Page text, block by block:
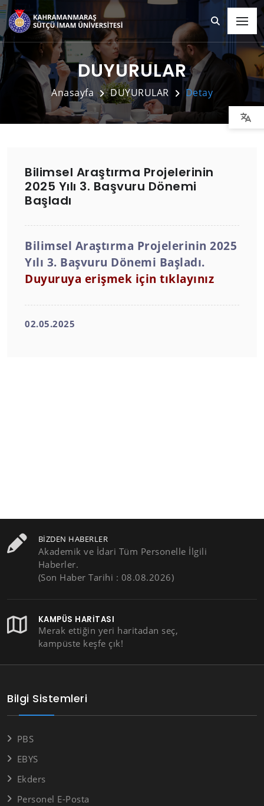
DUYURULAR
Anasayfa DUYURULAR Detay
Bilimsel Araştırma Projelerinin
2025 Yılı 3. Başvuru Dönemi
Başladı
Bilimsel Araştırma Projelerinin 2025
Yılı 3. Başvuru Dönemi Başladı.
Duyuruya erişmek için tıklayınız
02.05.2025
BIZDEN HABERLER
Akademik ve İdari Tüm Personelle İlgili
Haberler.
(Son Haber Tarihi : 08.08.2026)
KAMPÜS HARITASI
Merak ettiğin yeri haritadan seç,
kampüste keşfe çık!
Bilgi Sistemleri
PBS
EBYS
Ekders
Personel E-Posta